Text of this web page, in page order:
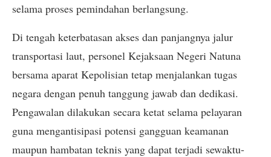
selama proses pemindahan berlangsung.
Di tengah keterbatasan akses dan panjangnya jalur
transportasi laut, personel Kejaksaan Negeri Natuna
bersama aparat Kepolisian tetap menjalankan tugas
negara dengan penuh tanggung jawab dan dedikasi.
Pengawalan dilakukan secara ketat selama pelayaran
guna mengantisipasi potensi gangguan keamanan
maupun hambatan teknis yang dapat terjadi sewaktu-